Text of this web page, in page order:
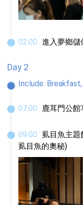
02:00 進入夢鄉儲
Day 2
Include:
07:00 鹿耳門公館
09:00 虱目魚主題
虱目魚的奧秘)